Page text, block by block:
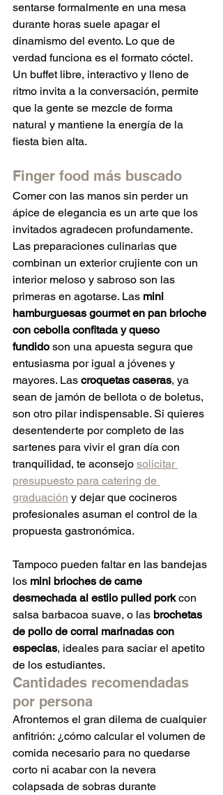
sentarse formalmente en una mesa
durante horas suele apagar el
dinamismo del evento. Lo que de
verdad funciona es el formato cóctel.
Un buffet libre, interactivo y lleno de
ritmo invita a la conversación, permite
que la gente se mezcle de forma
natural y mantiene la energía de la
fiesta bien alta.
Finger food más buscado
Comer con las manos sin perder un
ápice de elegancia es un arte que los
invitados agradecen profundamente.
Las preparaciones culinarias que
combinan un exterior crujiente con un
interior meloso y sabroso son las
primeras en agotarse. Las mini
hamburguesas gourmet en pan brioche
con cebolla confitada y queso
fundido son una apuesta segura que
entusiasma por igual a jóvenes y
mayores. Las croquetas caseras, ya
sean de jamón de bellota o de boletus,
son otro pilar indispensable. Si quieres
desentenderte por completo de las
sartenes para vivir el gran día con
tranquilidad, te aconsejo solicitar
presupuesto para catering de
graduación y dejar que cocineros
profesionales asuman el control de la
propuesta gastronómica.
Tampoco pueden faltar en las bandejas
los mini brioches de carne
desmechada al estilo pulled pork con
salsa barbacoa suave, o las brochetas
de pollo de corral marinadas con
especias, ideales para saciar el apetito
de los estudiantes.
Cantidades recomendadas
por persona
Afrontemos el gran dilema de cualquier
anfitrión: ¿cómo calcular el volumen de
comida necesario para no quedarse
corto ni acabar con la nevera
colapsada de sobras durante